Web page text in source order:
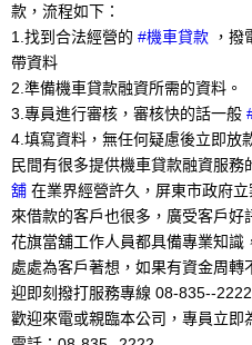
款，流程如下：
1.找到合法經營的 #機車貸款 ，撥
帶資料
2.準備機車貸款融資所需的資料。
3.專員進行審核，審核快的話一般
4.填寫資料，無任何疑慮後立即放
民間有很多提供機車貸款融資服務
舖 在業界經營許久，屏東市政府
來借款的客戶也很多，廣受客戶好
花旗當舖工作人員都具備專業知識
處處為客戶著想，如果有資金周
迎即刻撥打服務專線 08-835--2222
歡迎來電或親臨本公司，專員立即